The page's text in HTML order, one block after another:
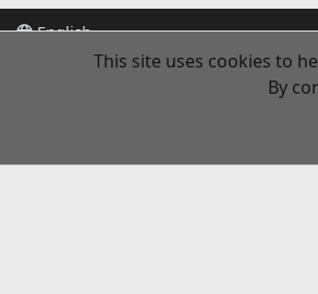
English
This site uses cookies to
By